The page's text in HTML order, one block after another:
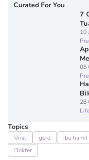
Curated For You
7
10
08
28
Life
Topics
Viral gerd ibu hamil
Dokter